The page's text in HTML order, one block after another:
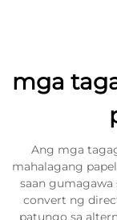
mga
Ang mga
mahalagang
saan
convert ng
patungo sa